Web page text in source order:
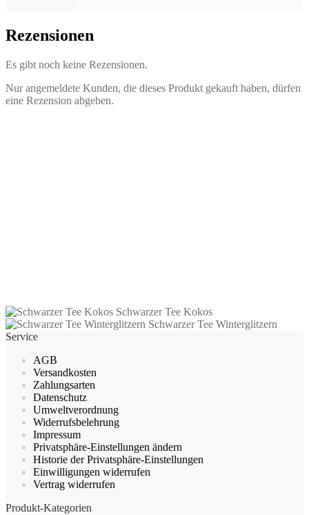
Rezensionen
Es gibt noch keine Rezensionen.
Nur angemeldete Kunden, die dieses Produkt gekauft haben, dürfen
eine Rezension abgeben.
weist
mehrere
werden
Schwarzer Tee Kokos
Schwarzer Tee Winterglitzern
Service
AGB
Versandkosten
Zahlungsarten
Datenschutz
Umweltverordnung
Widerrufsbelehrung
Impressum
Privatsphäre-Einstellungen ändern
Historie der Privatsphäre-Einstellungen
Einwilligungen widerrufen
Vertrag widerrufen
Produkt-Kategorien